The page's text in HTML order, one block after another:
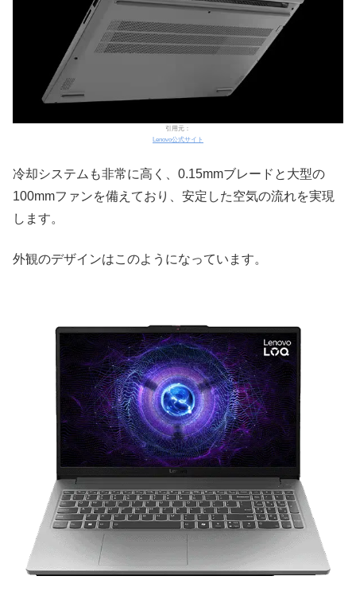
引用元：
Lenovo公式サイト
冷却システムも非常に高く、0.15mmブレードと大型の
100mmファンを備えており、安定した空気の流れを実現
します。
外観のデザインはこのようになっています。